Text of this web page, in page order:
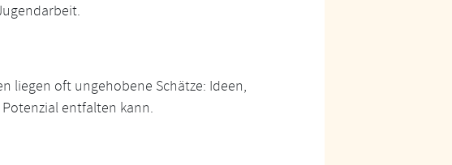
liegen oft ungehobene Schätze: Ideen,
entfalten kann.